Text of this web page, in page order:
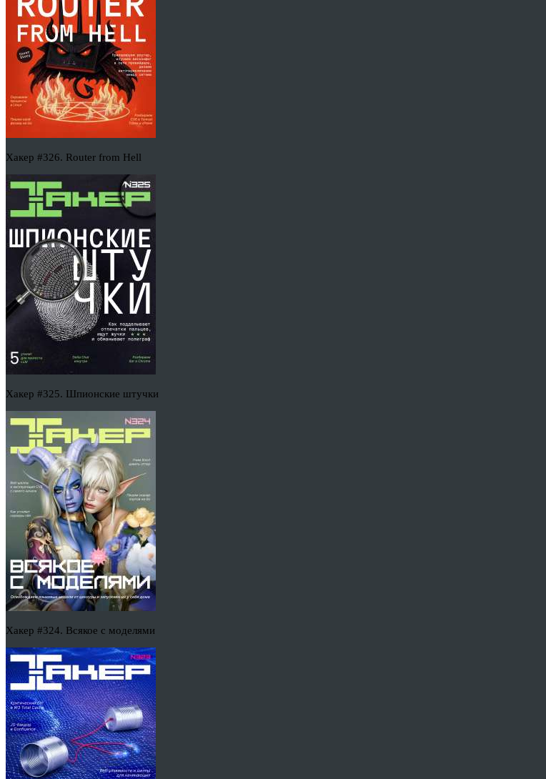
Хакер #326. Router from Hell
Хакер #325. Шпионские штучки
Хакер #324. Всякое с моделями